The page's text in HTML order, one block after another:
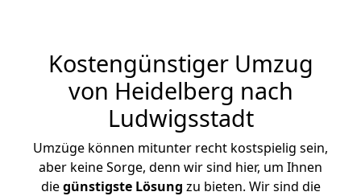
Kostengünstiger Umzug
von Heidelberg nach
Ludwigsstadt
Umzüge können mitunter recht kostspielig sein,
aber keine Sorge, denn wir sind hier, um Ihnen
diegünstigste Lösung zu bieten. Wir sind die